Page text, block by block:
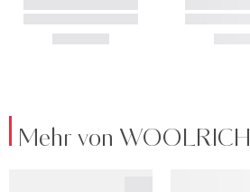
Mehr von WOOLRICH